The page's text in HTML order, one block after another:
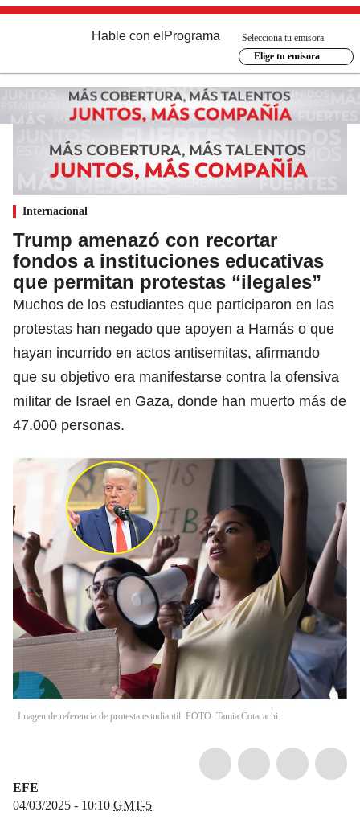
Hable con el Programa
Selecciona tu emisora
Elige tu emisora
Internacional
Trump amenazó con recortar
fondos a instituciones educativas
que permitan protestas “ilegales”
Muchos de los estudiantes que participaron en las
protestas han negado que apoyen a Hamás o que
hayan incurrido en actos antisemitas, afirmando
que su objetivo era manifestarse contra la ofensiva
militar de Israel en Gaza, donde han muerto más de
47.000 personas.
Imagen de referencia de protesta estudiantil. FOTO: Tamia Cotacachi.
EFE
04/03/2025 - 10:10 GMT-5